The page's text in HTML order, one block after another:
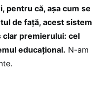
pentru că, așa cum se
de față, acest sistem
clar premierului: cel
educațional. N-am